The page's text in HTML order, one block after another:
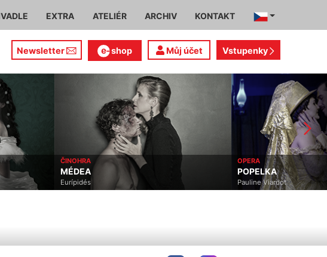
EXTRA ATELIÉR ARCHIV KONTAKT
Newsletter shop Můj účet Vstupenky
ČINOHRA
MÉDEA
Eurípidés
OPERA
POPELKA
Pauline Viardot